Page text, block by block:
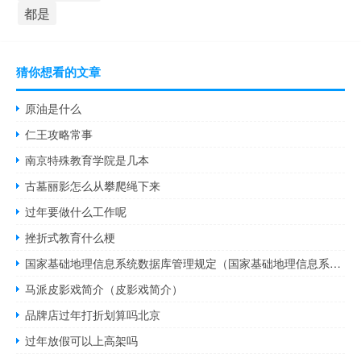
都是
猜你想看的文章
原油是什么
仁王攻略常事
南京特殊教育学院是几本
古墓丽影怎么从攀爬绳下来
过年要做什么工作呢
挫折式教育什么梗
国家基础地理信息系统数据库管理规定（国家基础地理信息系统数据库）
马派皮影戏简介（皮影戏简介）
品牌店过年打折划算吗北京
过年放假可以上高架吗